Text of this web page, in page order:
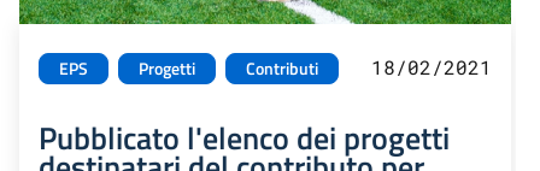
EPS Progetti Contributi 18/02/2021
Pubblicato l'elenco dei progetti